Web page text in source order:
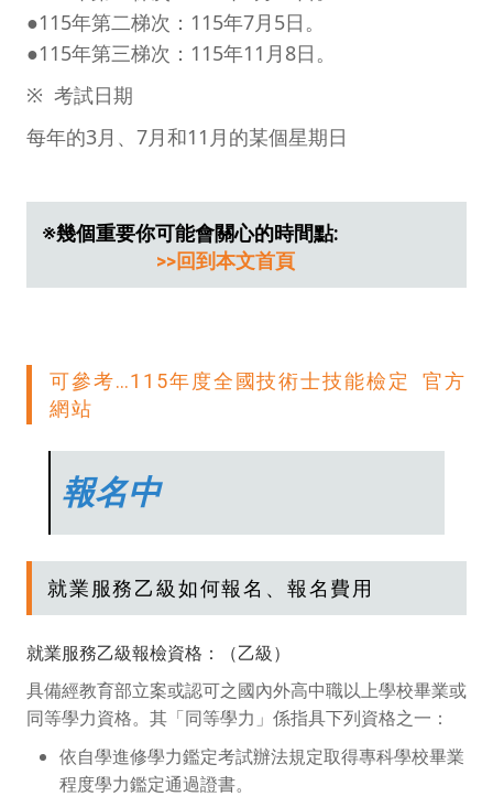
●115年第二梯次：115年7月5日。
●115年第三梯次：115年11月8日。
※ 考試日期
每年的3月、7月和11月的某個星期日
※幾個重要你可能會關心的時間點:
>>回到本文首頁
可參考…115年度全國技術士技能檢定 官方
網站
報名中
就業服務乙級如何報名、報名費用
就業服務乙級報檢資格：（乙級）
具備經教育部立案或認可之國內外高中職以上學校畢業或
同等學力資格。其「同等學力」係指具下列資格之一：
依自學進修學力鑑定考試辦法規定取得專科學校畢業
程度學力鑑定通過證書。